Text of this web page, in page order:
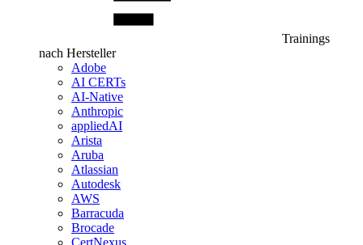
Trainings
nach Hersteller
Adobe
AI CERTs
AI-Native
Anthropic
appliedAI
Arista
Aruba
Atlassian
Autodesk
AWS
Barracuda
Brocade
CertNexus